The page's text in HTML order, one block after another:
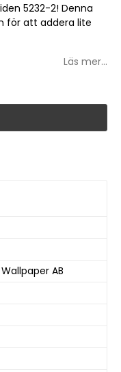
5232-2! Denna
för att addera lite
Läs mer...
AB